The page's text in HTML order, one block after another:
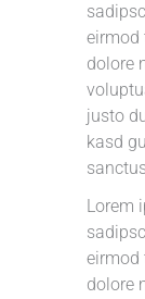
eirmod
dolore
justo
kasd
eirmod
dolore